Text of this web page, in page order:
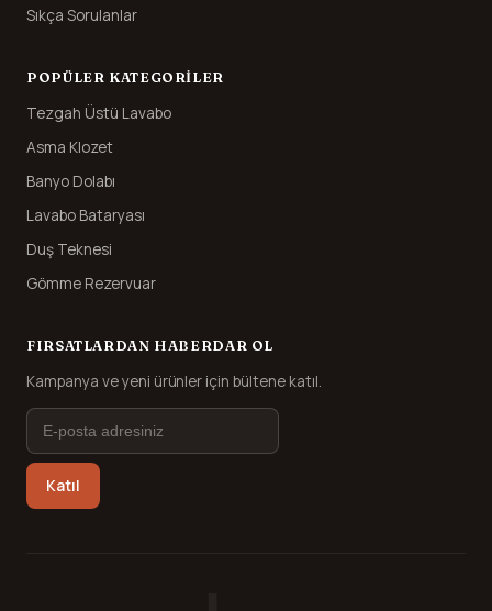
Sıkça Sorulanlar
POPÜLER KATEGORILER
Tezgah Üstü Lavabo
Asma Klozet
Banyo Dolabı
Lavabo Bataryası
Duş Teknesi
Gömme Rezervuar
FIRSATLARDAN HABERDAR OL
Kampanya ve yeni ürünler için bültene katıl.
Katıl